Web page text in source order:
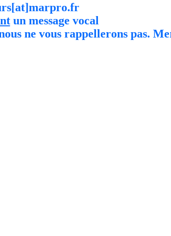
un message vocal
ne vous rappellerons pas.